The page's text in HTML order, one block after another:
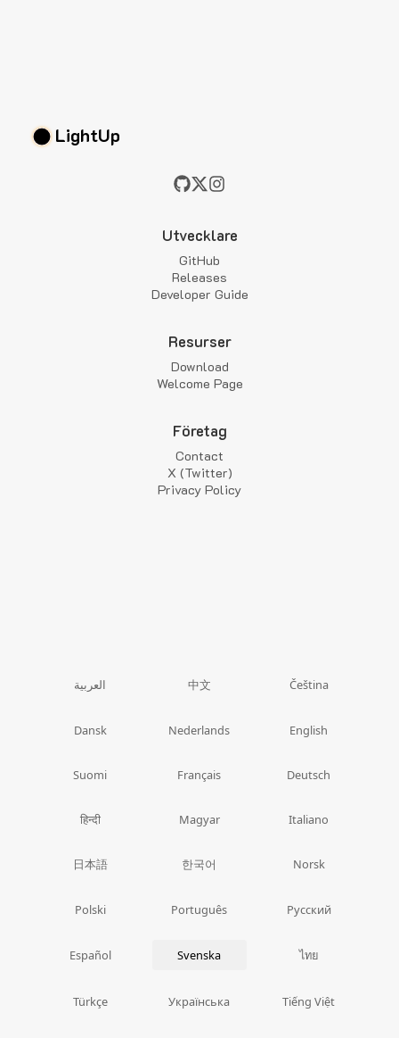
LightUp
Utvecklare
GitHub
Releases
Developer Guide
Resurser
Download
Welcome Page
Företag
Contact
X (Twitter)
Privacy Policy
العربية 中文 Čeština
Dansk Nederlands English
Suomi Français Deutsch
हिन्दी Magyar Italiano
日本語 한국어 Norsk
Polski Português Русский
Español Svenska ไทย
Türkçe Українська Tiếng Việt